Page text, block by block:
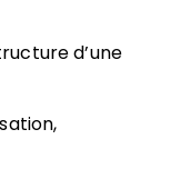
d’une